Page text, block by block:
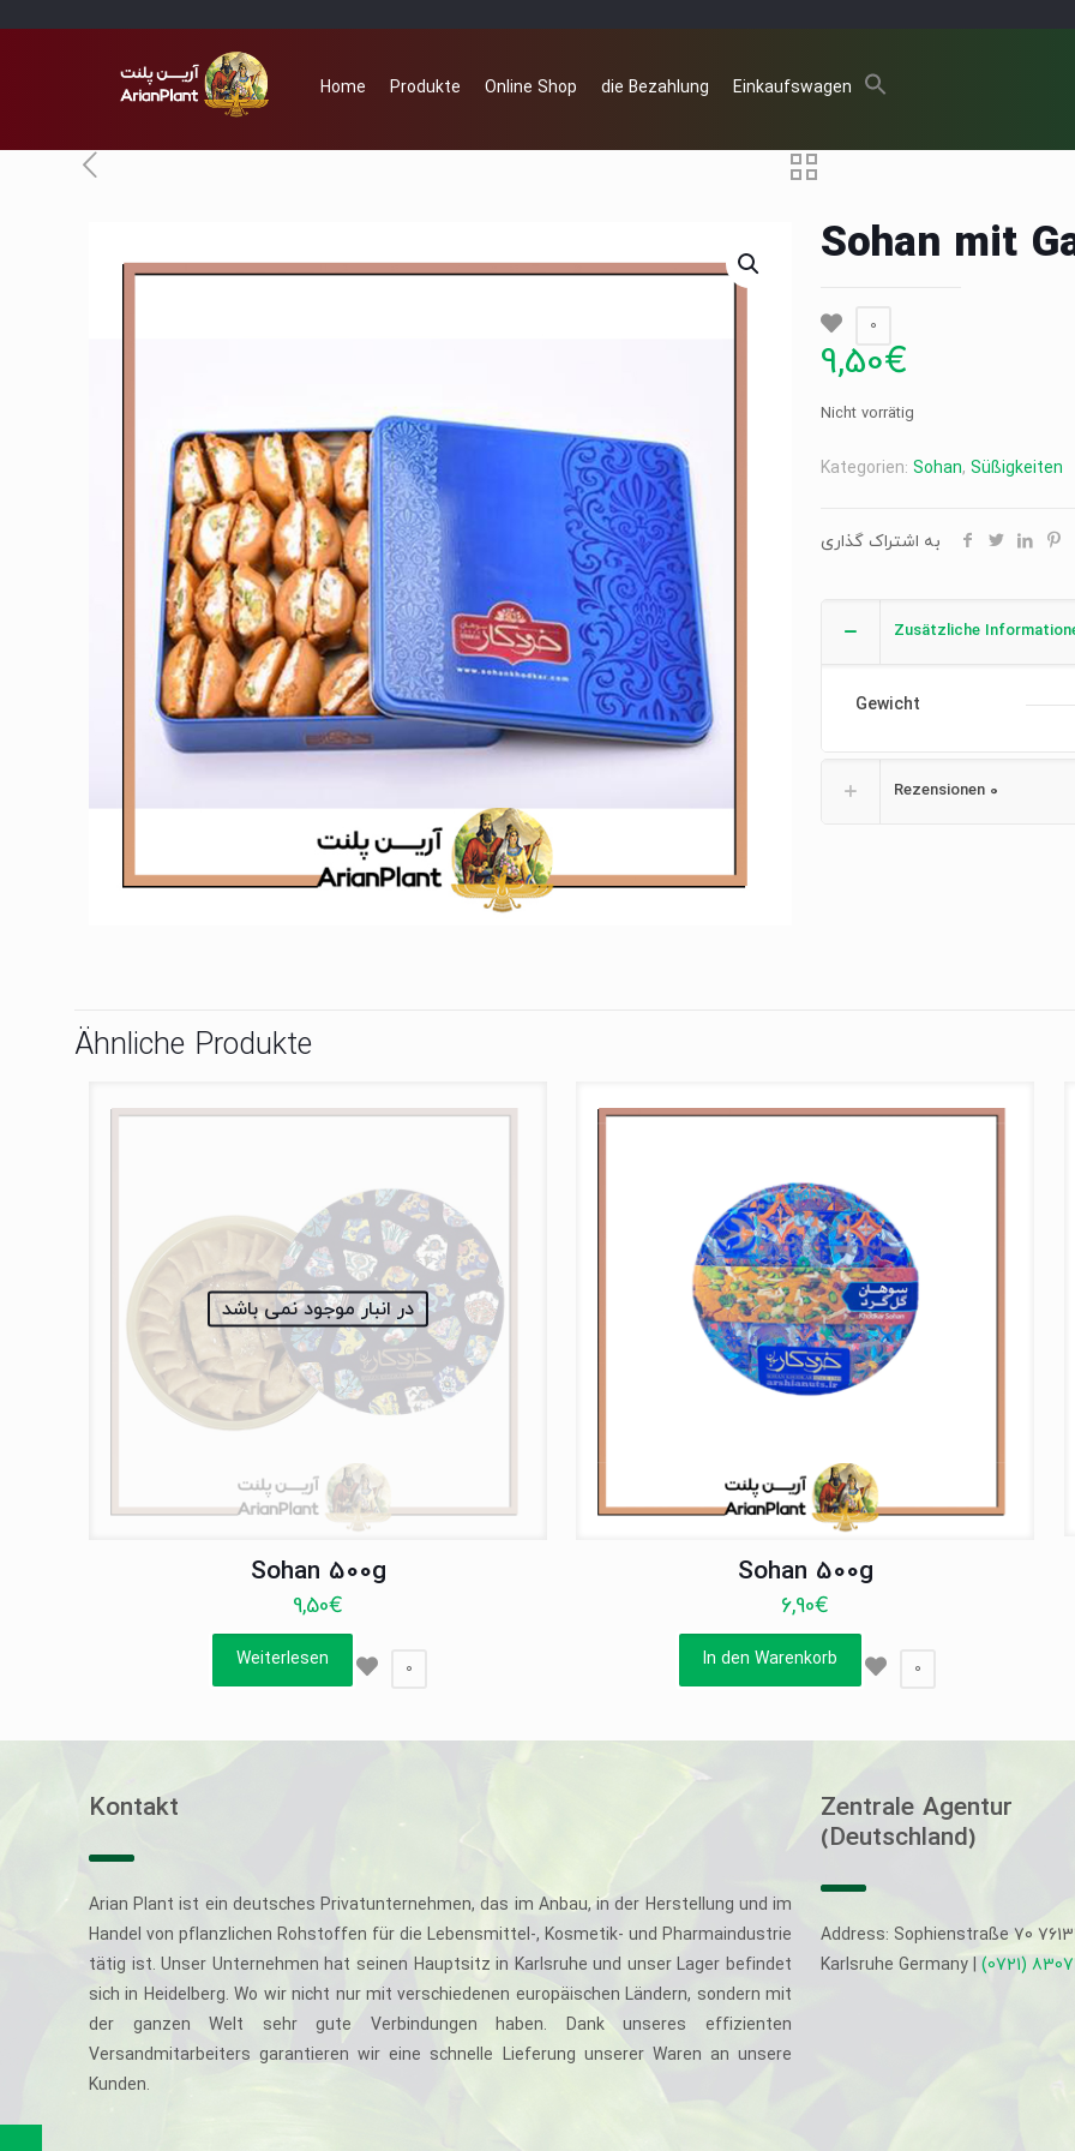
Home Produkte Online Shop die Bezahlung Einkaufswagen
Sohan mit
0
9,50€
Nicht vorrätig
Kategorien: Sohan, Süßigkeiten
به اشتراک گذاری
Zusätzliche
Gewicht
Rezensionen 0
Ähnliche Produkte
در انبار موجود نمی باشد
Sohan 500g
9,50€
Weiterlesen 0
Sohan 500g
6,90€
In den Warenkorb 0
Kontakt
Arian Plant ist ein deutsches Privatunternehmen, das im Anbau, in der Herstellung und im
Handel von pflanzlichen Rohstoffen für die Lebensmittel-, Kosmetik- und Pharmaindustrie
tätig ist. Unser Unternehmen hat seinen Hauptsitz in Karlsruhe und unser Lager befindet
sich in Heidelberg. Wo wir nicht nur mit verschiedenen europäischen Ländern, sondern mit
der ganzen Welt sehr gute Verbindungen haben. Dank unseres effizienten
Versandmitarbeiters garantieren wir eine schnelle Lieferung unserer Waren an unsere
Kunden.
Zentrale Agentur
(Deutschland)
Address: Sophienstraße 70
Karlsruhe Germany | (0721)